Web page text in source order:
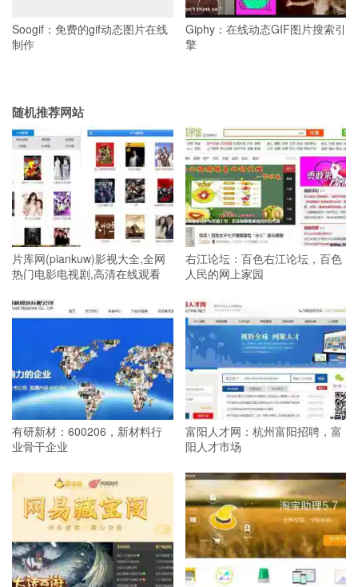
Soogif：免费的gif动态图片在线
制作
Giphy：在线动态GIF图片搜索引
擎
随机推荐网站
片库网(piankuw)影视大全,全网
热门电影电视剧,高清在线观看
右江论坛：百色右江论坛，百色
人民的网上家园
有研新材：600206，新材料行
业骨干企业
富阳人才网：杭州富阳招聘，富
阳人才市场